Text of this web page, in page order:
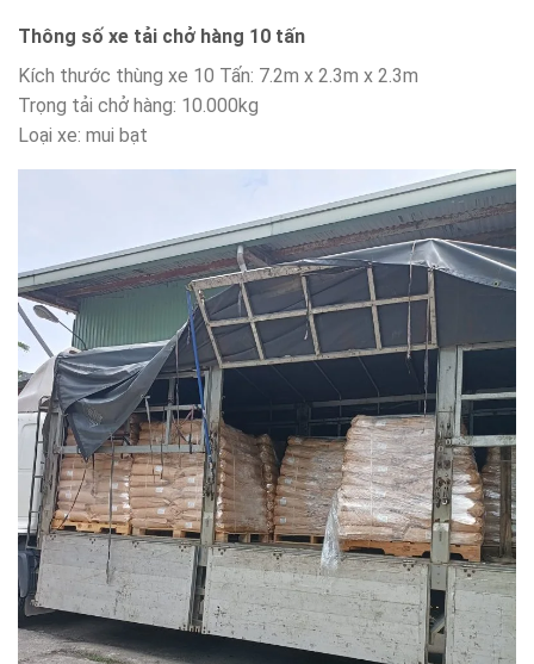
Thông số xe tải chở hàng 10 tấn
Kích thước thùng xe 10 Tấn: 7.2m x 2.3m x 2.3m
Trọng tải chở hàng: 10.000kg
Loại xe: mui bạt